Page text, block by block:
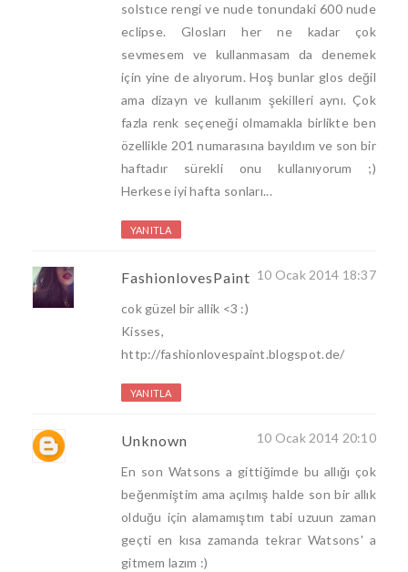
solstıce rengi ve nude tonundaki 600 nude
eclipse. Glosları her ne kadar çok
sevmesem ve kullanmasam da denemek
için yine de alıyorum. Hoş bunlar glos değil
ama dizayn ve kullanım şekilleri aynı. Çok
fazla renk seçeneği olmamakla birlikte ben
özellikle 201 numarasına bayıldım ve son bir
haftadır sürekli onu kullanıyorum ;)
Herkese iyi hafta sonları...
YANITLA
FashionlovesPaint 10 Ocak 2014 18:37
cok güzel bir allik <3 :)
Kisses,
http://fashionlovespaint.blogspot.de/
YANITLA
Unknown 10 Ocak 2014 20:10
En son Watsons a gittiğimde bu allığı çok
beğenmiştim ama açılmış halde son bir allık
olduğu için alamamıştım tabi uzuun zaman
geçti en kısa zamanda tekrar Watsons' a
gitmem lazım :)